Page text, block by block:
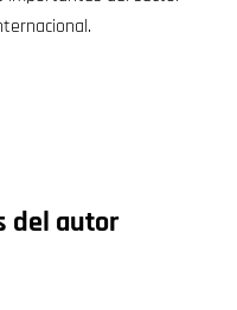
del autor